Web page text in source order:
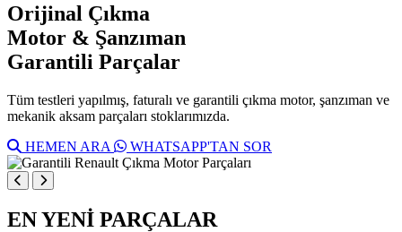
Orijinal Çıkma
Motor & Şanzıman
Garantili Parçalar
Tüm testleri yapılmış, faturalı ve garantili çıkma motor, şanzıman ve
mekanik aksam parçaları stoklarımızda.
HEMEN ARA
WHATSAPP'TAN SOR
EN YENİ PARÇALAR